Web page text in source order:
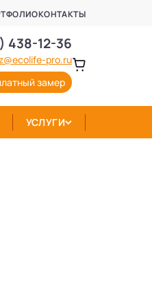
КОНТАКТЫ
438-12-36
pro.ru
замер
УСЛУГИ